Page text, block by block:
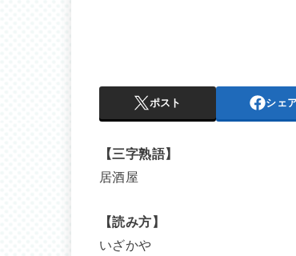
ポスト シェ
【三字熟語】
居酒屋
【読み方】
いざかや